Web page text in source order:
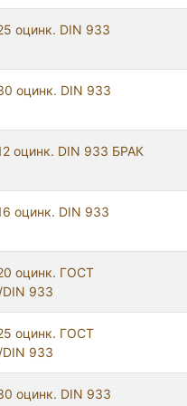
оцинк. DIN 933
оцинк. DIN 933
оцинк. DIN 933 БРАК
оцинк. DIN 933
оцинк. ГОСТ
933
оцинк. ГОСТ
933
оцинк. DIN 933